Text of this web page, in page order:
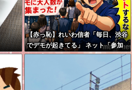
【赤っ恥】れいわ信者「毎日、渋谷
でデモが起きてる」 ネット「参加
者の少なさを隠すために通行人に混
じってるのリプ欄でバラされてて